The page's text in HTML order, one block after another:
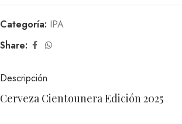
Categoría: IPA
Share:
Descripción
Cerveza Cientounera Edición 2025